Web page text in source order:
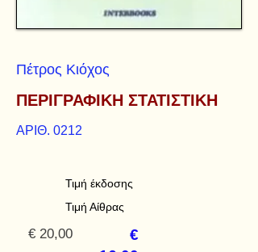
Πέτρος Κιόχος
ΠΕΡΙΓΡΑΦΙΚΗ ΣΤΑΤΙΣΤΙΚΗ
ΑΡΙΘ. 0212
Τιμή έκδοσης
Τιμή Αίθρας
€ 20,00
€